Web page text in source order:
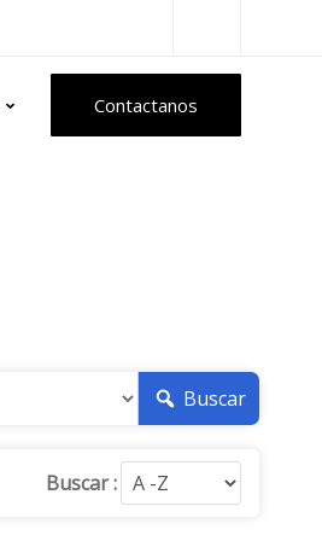
Contactanos
Buscar
Buscar :